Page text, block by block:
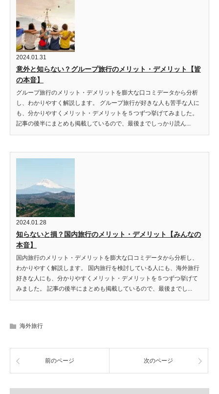
2024.01.31
意外と知らない？グループ旅行のメリット・デメリット【皆
の本音】
グループ旅行のメリット・デメリットを膨大な口コミデータから分析
し、わかりやすく解説します。 グループ旅行が好きな人も苦手な人に
も、分かりやすくメリット・デメリットを５つずつ挙げてみました。
記事の後半にまとめも掲載しているので、最後までしっかり読ん...
2024.01.28
知らないと損？国内旅行のメリット・デメリット【みんなの
本音】
国内旅行のメリット・デメリットを膨大な口コミデータから分析し、
わかりやすく解説します。 国内旅行を検討している人にも、海外旅行
好きな人にも、分かりやすくメリット・デメリットを５つずつ挙げて
みました。 記事の後半にまとめも掲載しているので、最後までし...
海外旅行
前のページ 次のページ